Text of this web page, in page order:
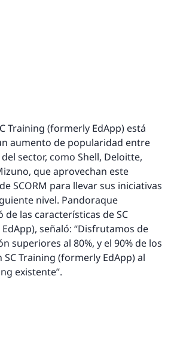
Training (formerly EdApp) está
aumento de popularidad entre
sector, como Shell, Deloitte,
que aprovechan este
SCORM para llevar sus iniciativas
nivel. Pandoraque
las características de SC
señaló: “Disfrutamos de
superiores al 80%, y el 90% de los
Training (formerly EdApp) al
existente”.